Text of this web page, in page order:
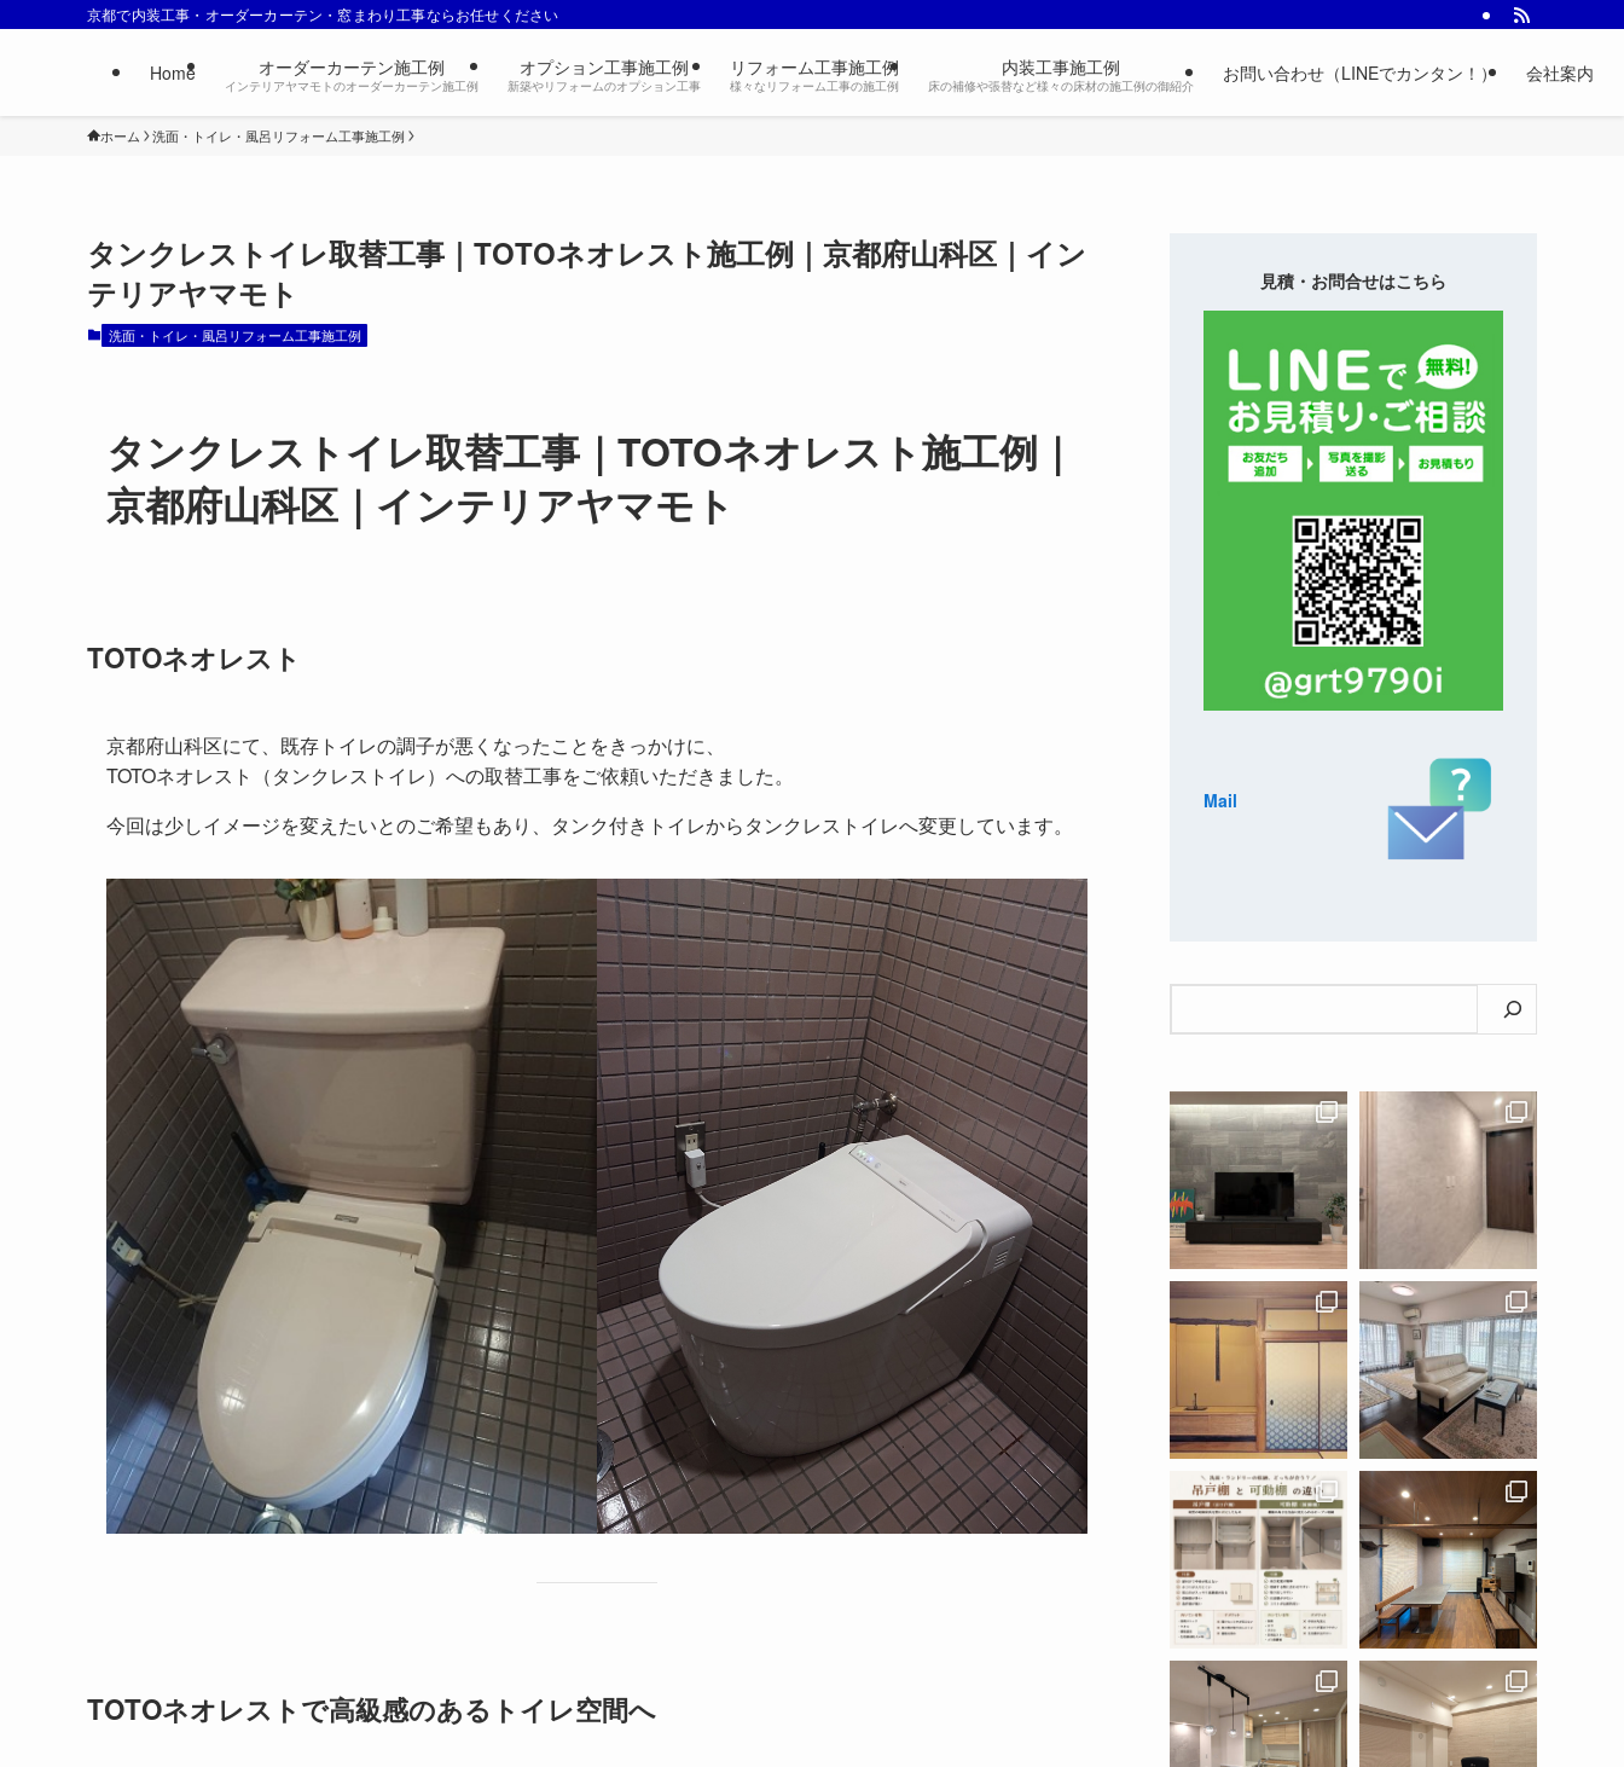
京都で内装工事・オーダーカーテン・窓まわり工事ならお任せください
Home オーダーカーテン施工例
インテリアヤマモトのオーダーカーテン施工例
オプション工事施工例
新築やリフォームのオプション工事
リフォーム工事施工例
様々なリフォーム工事の施工例
内装工事施工例
床の補修や張替など様々の床材の施工例の御紹介
お問い合わせ（LINEでカンタン！） 会社案内
ホーム 洗面・トイレ・風呂リフォーム工事施工例
タンクレストイレ取替工事｜TOTOネオレスト施工例｜京都府山科区｜イン
テリアヤマモト
洗面・トイレ・風呂リフォーム工事施工例
タンクレストイレ取替工事｜TOTOネオレスト施工例｜
京都府山科区｜インテリアヤマモト
TOTOネオレスト
京都府山科区にて、既存トイレの調子が悪くなったことをきっかけに、
TOTOネオレスト（タンクレストイレ）への取替工事をご依頼いただきました。
今回は少しイメージを変えたいとのご希望もあり、タンク付きトイレからタンクレストイレへ変更しています。
TOTOネオレストで高級感のあるトイレ空間へ
見積・お問合せはこちら
Mail